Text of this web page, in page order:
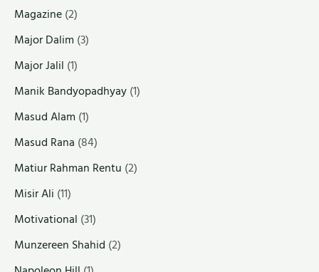
Magazine(2)
Major Dalim (3)
Major Jalil (1)
Manik Bandyopadhyay(1)
Masud Alam (1)
Masud Rana (84)
Matiur Rahman Rentu (2)
Misir Ali (11)
Motivational (31)
Munzereen Shahid (2)